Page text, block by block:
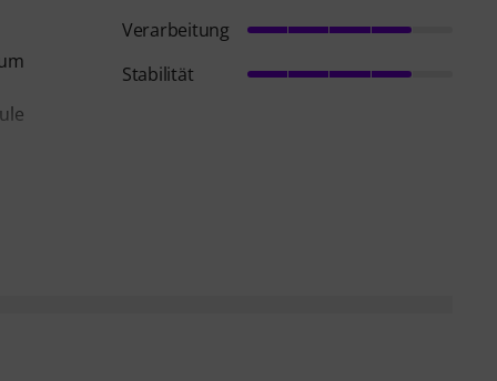
Verarbeitung
Stabilität